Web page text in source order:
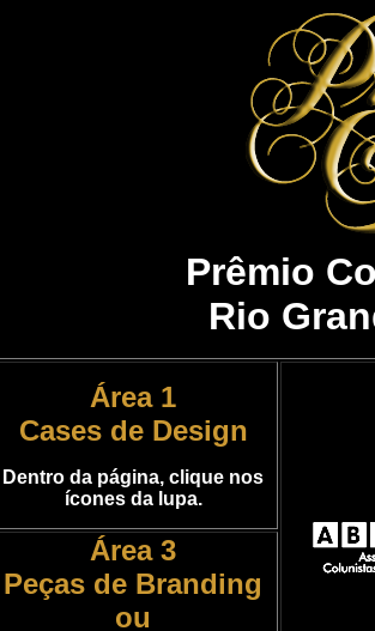
Prêmio
Rio
Área 1
Cases de Design
Dentro da página, clique nos
ícones da lupa.
Área 3
Peças de Branding
ou